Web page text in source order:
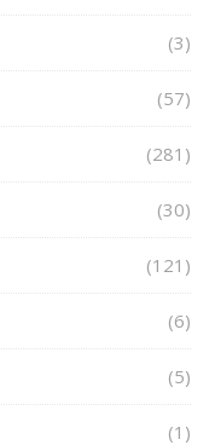
(3)
(57)
(281)
(30)
(121)
(6)
(5)
(1)